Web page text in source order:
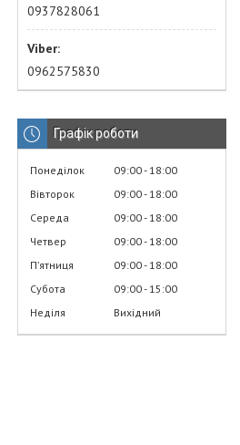
0937828061
0962575830
Графік роботи
Понеділок 09:00 18:00
Вівторок
09:00 18:00
Середа
09:00 18:00
Четвер
09:00 18:00
Пʼятниця
09:00 18:00
Субота
09:00 15:00
Неділя
Вихідний